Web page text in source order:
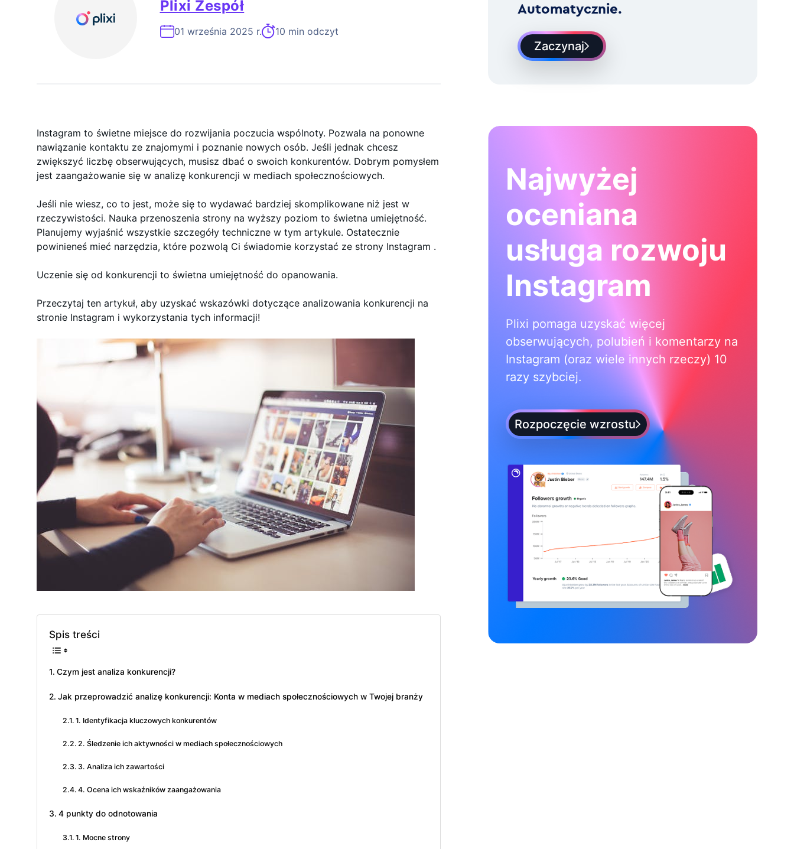
Ekspert Ds. Rozwoju Na Żądanie Instagram
Plixi Zespół
01 września 2025 r. 10 min odczyt
Automatycznie.
Zaczynaj
Instagram to świetne miejsce do rozwijania poczucia wspólnoty. Pozwala na ponowne
nawiązanie kontaktu ze znajomymi i poznanie nowych osób. Jeśli jednak chcesz
zwiększyć liczbę obserwujących, musisz dbać o swoich konkurentów. Dobrym pomysłem
jest zaangażowanie się w analizę konkurencji w mediach społecznościowych.
Jeśli nie wiesz, co to jest, może się to wydawać bardziej skomplikowane niż jest w
rzeczywistości. Nauka przenoszenia strony na wyższy poziom to świetna umiejętność.
Planujemy wyjaśnić wszystkie szczegóły techniczne w tym artykule. Ostatecznie
powinieneś mieć narzędzia, które pozwolą Ci świadomie korzystać ze strony Instagram .
Uczenie się od konkurencji to świetna umiejętność do opanowania.
Przeczytaj ten artykuł, aby uzyskać wskazówki dotyczące analizowania konkurencji na
stronie Instagram i wykorzystania tych informacji!
Spis treści
Czym jest analiza konkurencji?
Jak przeprowadzić analizę konkurencji: Konta w mediach społecznościowych w Twojej branży
1. Identyfikacja kluczowych konkurentów
2. Śledzenie ich aktywności w mediach społecznościowych
3. Analiza ich zawartości
4. Ocena ich wskaźników zaangażowania
4 punkty do odnotowania
1. Mocne strony
Najwyżej
oceniana
usługa rozwoju
Instagram
Plixi pomaga uzyskać więcej
obserwujących, polubień i komentarzy na
Instagram (oraz wiele innych rzeczy) 10
razy szybciej.
Rozpoczęcie wzrostu